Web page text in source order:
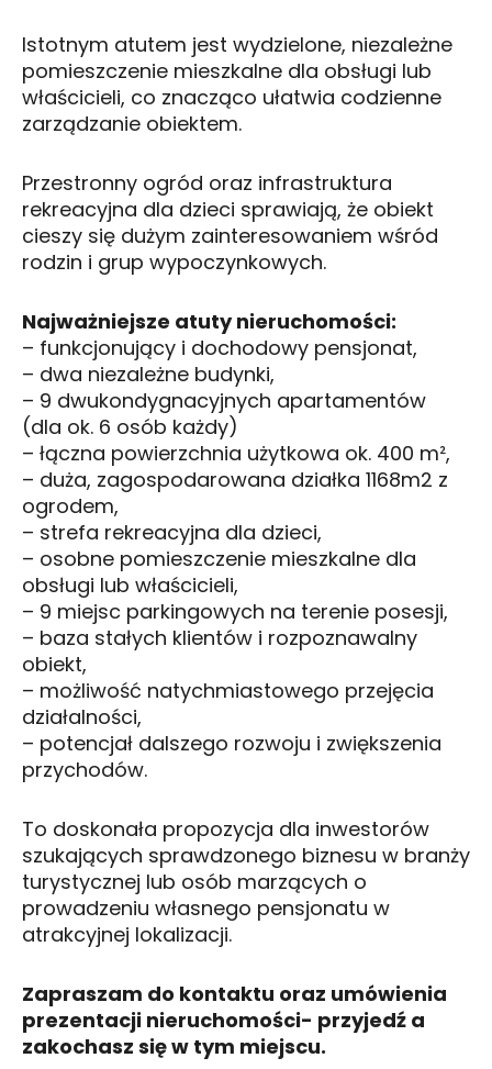
Istotnym atutem jest wydzielone, niezależne
pomieszczenie mieszkalne dla obsługi lub
właścicieli, co znacząco ułatwia codzienne
zarządzanie obiektem.
Przestronny ogród oraz infrastruktura
rekreacyjna dla dzieci sprawiają, że obiekt
cieszy się dużym zainteresowaniem wśród
rodzin i grup wypoczynkowych.
Najważniejsze atuty nieruchomości:
– funkcjonujący i dochodowy pensjonat,
– dwa niezależne budynki,
– 9 dwukondygnacyjnych apartamentów
(dla ok. 6 osób każdy)
– łączna powierzchnia użytkowa ok. 400 m²,
– duża, zagospodarowana działka 1168m2 z
ogrodem,
– strefa rekreacyjna dla dzieci,
– osobne pomieszczenie mieszkalne dla
obsługi lub właścicieli,
– 9 miejsc parkingowych na terenie posesji,
– baza stałych klientów i rozpoznawalny
obiekt,
– możliwość natychmiastowego przejęcia
działalności,
– potencjał dalszego rozwoju i zwiększenia
przychodów.
To doskonała propozycja dla inwestorów
szukających sprawdzonego biznesu w branży
turystycznej lub osób marzących o
prowadzeniu własnego pensjonatu w
atrakcyjnej lokalizacji.
Zapraszam do kontaktu oraz umówienia
prezentacji nieruchomości- przyjedź a
zakochasz się w tym miejscu.